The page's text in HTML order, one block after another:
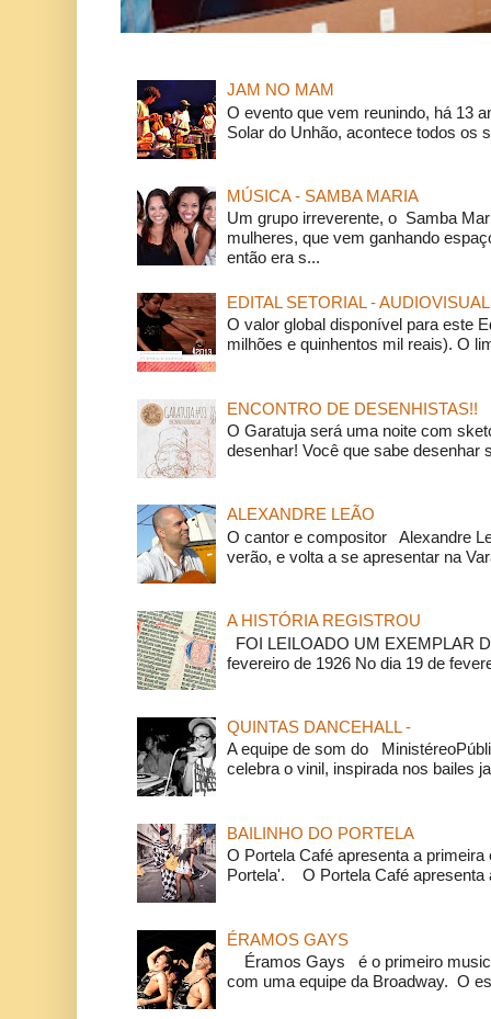
JAM NO MAM
O evento que vem reunindo, há 13
Solar do Unhão, acontece todos os
MÚSICA - SAMBA MARIA
Um grupo irreverente, o Samba
mulheres, que vem ganhando
então era s...
EDITAL SETORIAL - AUDIOVISUAL
O valor global disponível para este
milhões e quinhentos mil reais). O
ENCONTRO DE DESENHISTAS!!
O Garatuja será uma noite com
desenhar! Você que sabe desenhar
ALEXANDRE LEÃO
O cantor e compositor Alexandre
verão, e volta a se apresentar na
A HISTÓRIA REGISTROU
FOI LEILOADO UM EXEMPLAR
fevereiro de 1926 No dia 19 de
QUINTAS DANCEHALL -
A equipe de som do
celebra o vinil, inspirada nos bailes
BAILINHO DO PORTELA
O Portela Café apresenta a
Portela'. O Portela Café apresenta
ÉRAMOS GAYS
Éramos Gays é o primeiro
com uma equipe da Broadway. O